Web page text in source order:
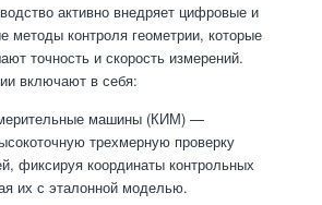
активно внедряет цифровые и
методы контроля геометрии, которые
точность и скорость измерений.
включают в себя:
машины (КИМ) —
трехмерную проверку
фиксируя координаты контрольных
их с эталонной моделью.